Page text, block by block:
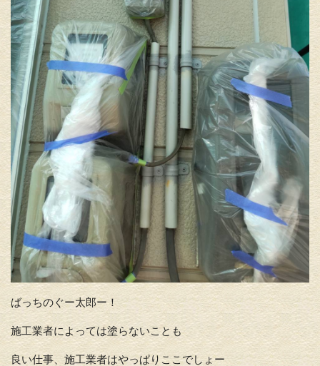
ばっちのぐー太郎ー！
施工業者によっては塗らないことも
良い仕事、施工業者はやっぱりここでしょー